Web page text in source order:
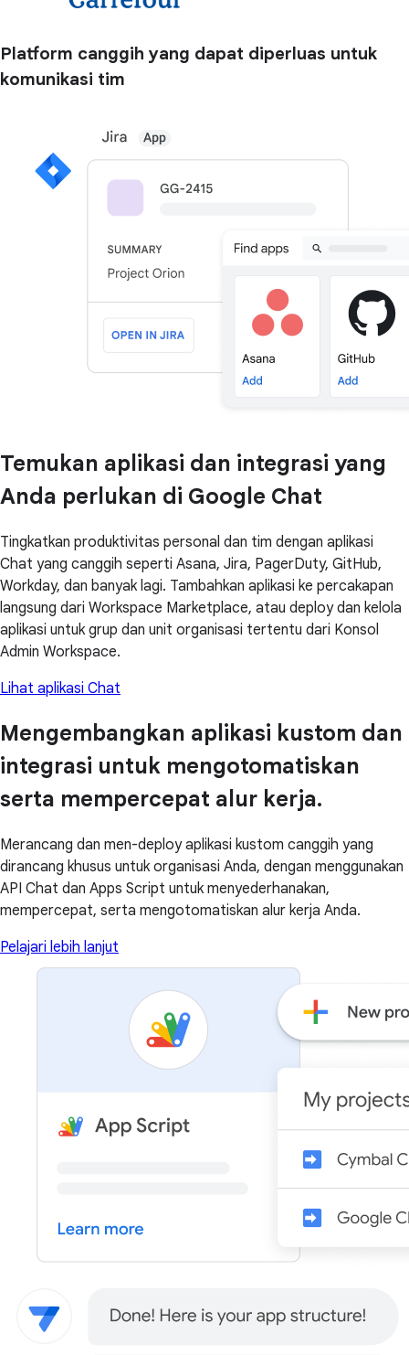
Platform canggih yang dapat diperluas untuk
komunikasi tim
Temukan aplikasi dan integrasi yang
Anda perlukan di Google Chat
Tingkatkan produktivitas personal dan tim dengan aplikasi
Chat yang canggih seperti Asana, Jira, PagerDuty, GitHub,
Workday, dan banyak lagi. Tambahkan aplikasi ke percakapan
langsung dari Workspace Marketplace, atau deploy dan kelola
aplikasi untuk grup dan unit organisasi tertentu dari Konsol
Admin Workspace.
Lihat aplikasi Chat
Mengembangkan aplikasi kustom dan
integrasi untuk mengotomatiskan
serta mempercepat alur kerja.
Merancang dan men-deploy aplikasi kustom canggih yang
dirancang khusus untuk organisasi Anda, dengan menggunakan
API Chat dan Apps Script untuk menyederhanakan,
mempercepat, serta mengotomatiskan alur kerja Anda.
Pelajari lebih lanjut